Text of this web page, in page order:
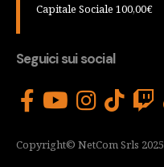
Capitale Sociale 100,00€
Seguici sui social
Copyright© NetCom Srls 2025